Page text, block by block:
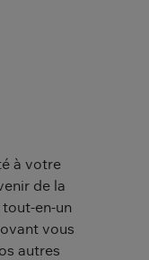
à votre
de la
tout-en-un
vous
autres